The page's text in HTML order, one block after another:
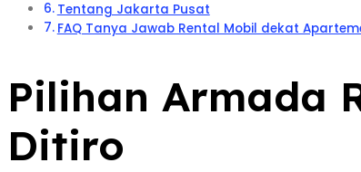
Tentang Jakarta Pusat
FAQ Tanya Jawab Rental Mobil dekat
Pilihan Armada
Ditiro